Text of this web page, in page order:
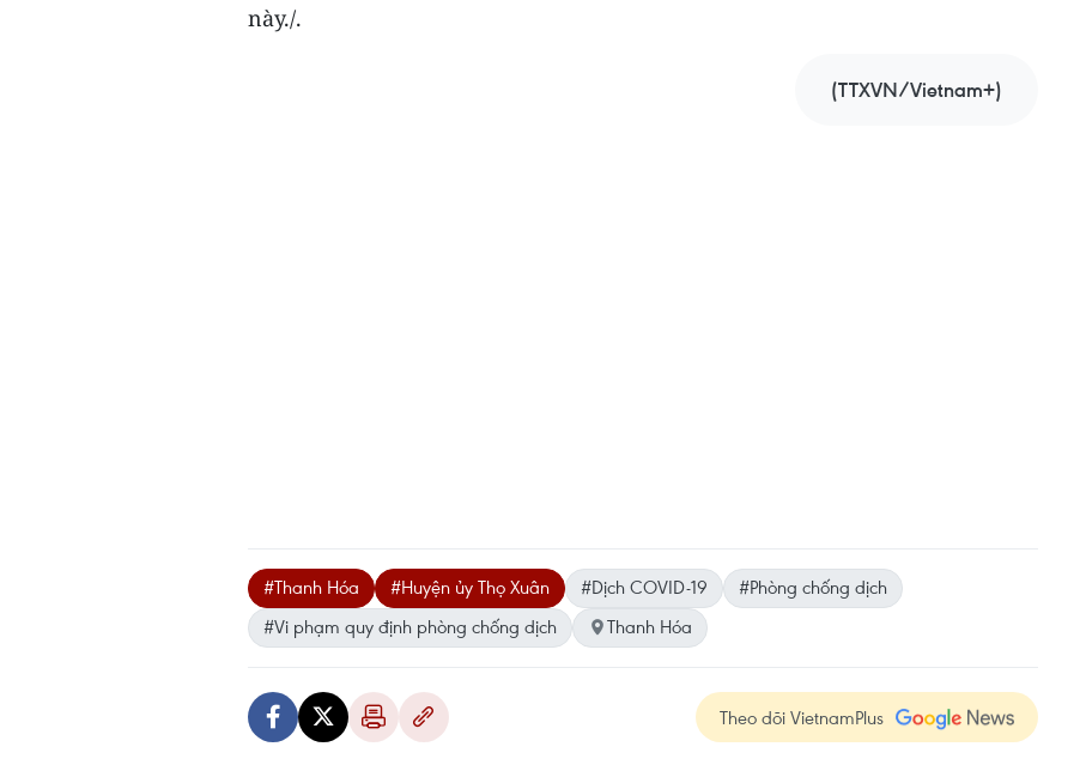
này./.
(TTXVN/Vietnam+)
#Thanh Hóa #Huyện ủy Thọ Xuân #Dịch COVID-19
#Phòng chống dịch
#Vi phạm quy định phòng chống dịch
Thanh Hóa
Theo dõi VietnamPlus